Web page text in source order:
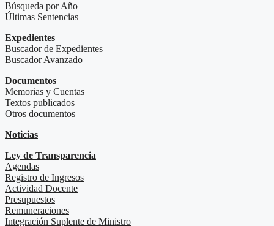
Búsqueda por Año
Últimas Sentencias
Expedientes
Buscador de Expedientes
Buscador Avanzado
Documentos
Memorias y Cuentas
Textos publicados
Otros documentos
Noticias
Ley de Transparencia
Agendas
Registro de Ingresos
Actividad Docente
Presupuestos
Remuneraciones
Integración Suplente de Ministro